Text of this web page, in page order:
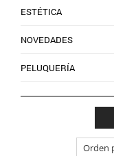
ESTÉTICA
NOVEDADES
PELUQUERÍA